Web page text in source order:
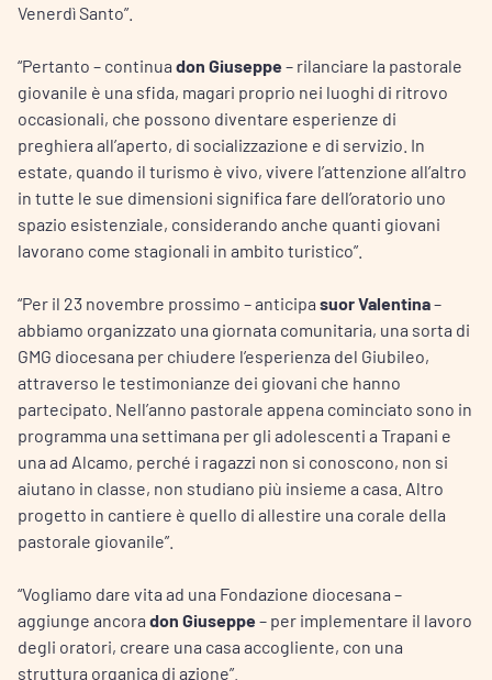
Venerdì Santo”.
“Pertanto – continua don Giuseppe– rilanciare la pastorale
giovanile è una sfida, magari proprio nei luoghi di ritrovo
occasionali, che possono diventare esperienze di
preghiera all’aperto, di socializzazione e di servizio. In
estate, quando il turismo è vivo, vivere l’attenzione all’altro
in tutte le sue dimensioni significa fare dell’oratorio uno
spazio esistenziale, considerando anche quanti giovani
lavorano come stagionali in ambito turistico”.
“Per il 23 novembre prossimo – anticipa suor Valentina–
abbiamo organizzato una giornata comunitaria, una sorta di
GMG diocesana per chiudere l’esperienza del Giubileo,
attraverso le testimonianze dei giovani che hanno
partecipato. Nell’anno pastorale appena cominciato sono in
programma una settimana per gli adolescenti a Trapani e
una ad Alcamo, perché i ragazzi non si conoscono, non si
aiutano in classe, non studiano più insieme a casa. Altro
progetto in cantiere è quello di allestire una corale della
pastorale giovanile”.
“Vogliamo dare vita ad una Fondazione diocesana –
aggiunge ancora don Giuseppe– per implementare il lavoro
degli oratori, creare una casa accogliente, con una
struttura organica di azione”.